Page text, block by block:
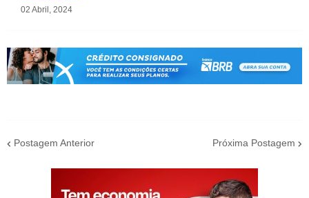
02 Abril, 2024
Postagem Anterior Próxima Postagem